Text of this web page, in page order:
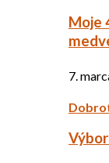
Moje
7.